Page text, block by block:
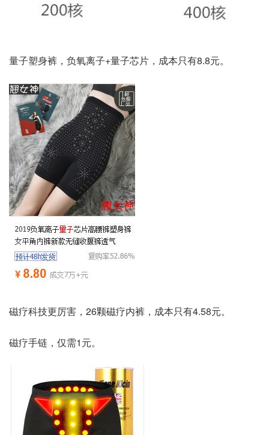
量子塑身裤，负氧离子+量子芯片，成本只有8.8元。
磁疗科技更厉害，26颗磁疗内裤，成本只有4.58元。
磁疗手链，仅需1元。